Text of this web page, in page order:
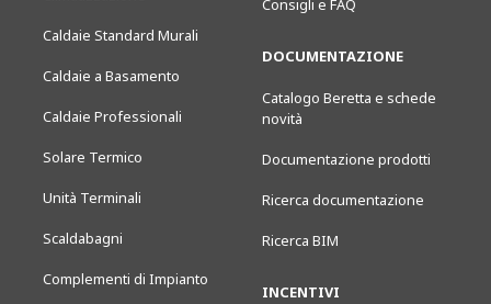
Caldaie Standard Murali
Caldaie a Basamento
Caldaie Professionali
Solare Termico
Unità Terminali
Scaldabagni
Complementi di Impianto
Consigli e FAQ
DOCUMENTAZIONE
Catalogo Beretta e schede
novità
Documentazione prodotti
Ricerca documentazione
Ricerca BIM
INCENTIVI